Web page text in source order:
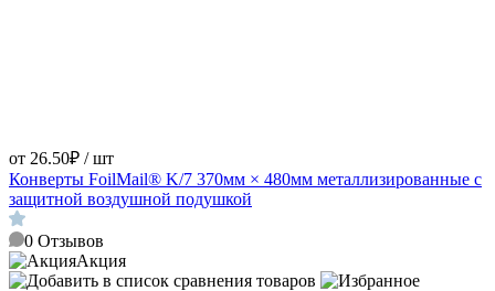
от 26.50₽ / шт
Конверты FoilMail® K/7 370мм × 480мм металлизированные с
защитной воздушной подушкой
0 Отзывов
Акция